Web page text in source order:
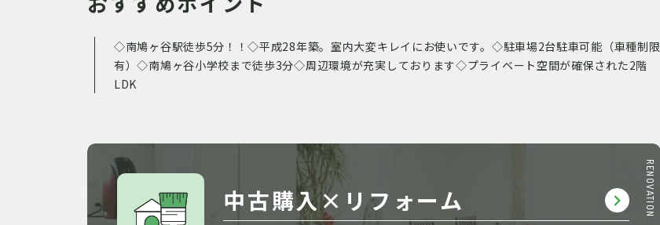
◇南鳩ヶ谷駅徒歩5分！！◇平成28年築。室内大変キレイにお使いです。◇駐車場2台駐車可能（車種制限
有）◇南鳩ヶ谷小学校まで徒歩3分◇周辺環境が充実しております◇プライベート空間が確保された2階
LDK
RENOVATION
中古購入×リフォーム